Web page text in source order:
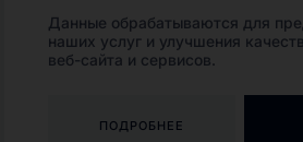
Смазочно-охлаждающие
технологические
составы
Данные обрабатываются для
наших услуг и улучшения
веб-сайта и сервисов.
ПОДРОБНЕЕ